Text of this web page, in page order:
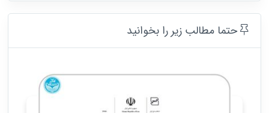
حتما مطالب زیر را بخوانید